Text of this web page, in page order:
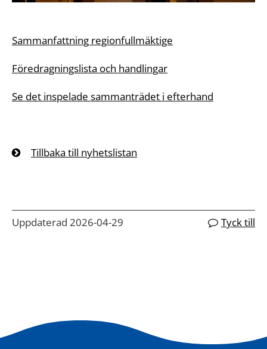
Sammanfattning regionfullmäktige
Föredragningslista och handlingar
Se det inspelade sammanträdet i efterhand
Tillbaka till nyhetslistan
Uppdaterad 2026-04-29 Tyck till